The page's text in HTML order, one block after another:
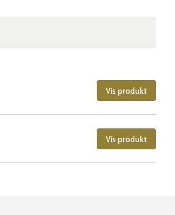
Vis produkt
Vis produkt